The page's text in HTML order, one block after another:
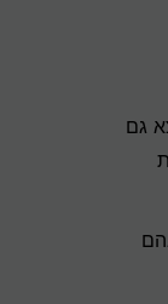
גם